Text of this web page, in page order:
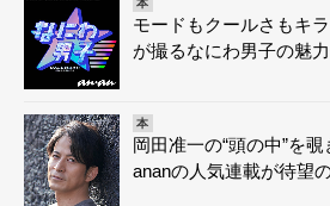
本
モードもクールさもキ
が撮るなにわ男子の魅力
本
岡田准一の“頭の中”を
ananの人気連載が待望